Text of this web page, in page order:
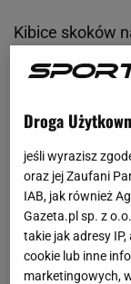
Kibice skoków
inauguracji
przenieśli się
zmagań
konkretnie na
piątek
przetestować
kwalifikacji. W
Piotr Żyła.
Droga
jeśli wyrazisz
oraz jej Zaufani
IAB, jak również
Gazeta.pl sp. z
takie jak adresy
cookie lub inne
marketingowych,